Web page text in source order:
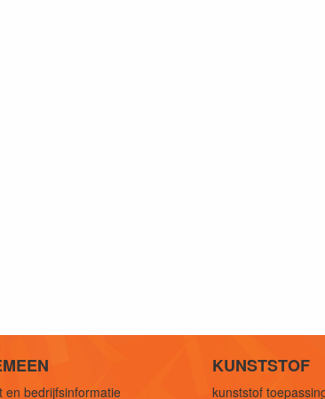
en bedrijfsinformatie
KUNSTSTOF
kunststof